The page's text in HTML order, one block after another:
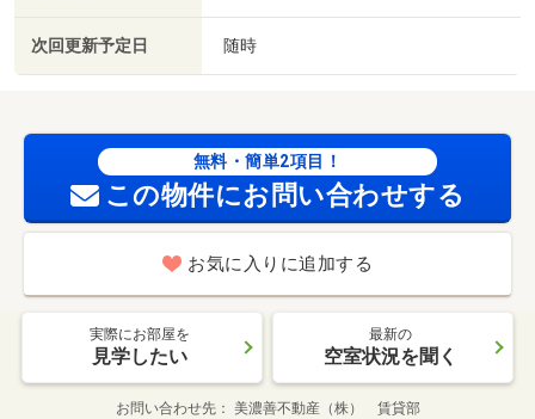
次回更新予定日 随時
無料・簡単2項目！
この物件にお問い合わせする
お気に入りに追加する
実際にお部屋を
見学したい
最新の
空室状況を聞く
お問い合わせ先 美濃善不動産（株） 賃貸部